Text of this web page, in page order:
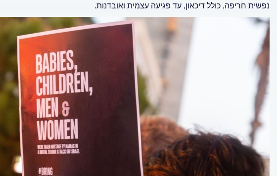
נפשית חריפה, כולל דיכאון, עד פגיעה עצמית ואובדנות.